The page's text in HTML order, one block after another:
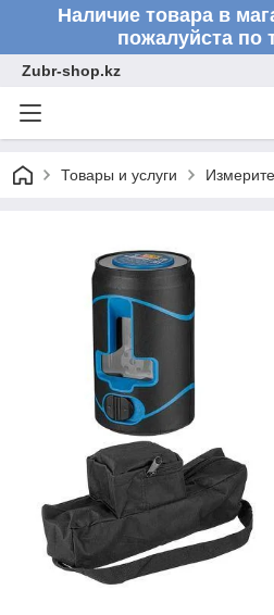
Наличие товара в
пожалуйста по
Zubr-shop.kz
Товары и услуги